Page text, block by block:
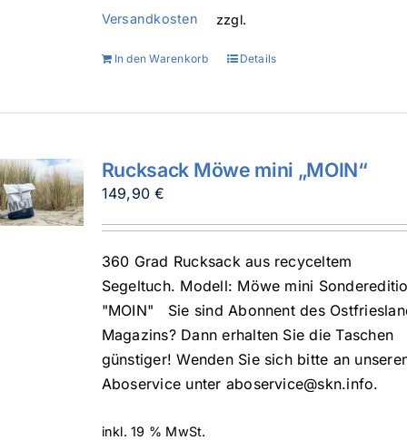
zzgl.
Versandkosten
In den Warenkorb Details
Rucksack Möwe mini „MOIN“
149,90€
360 Grad Rucksack aus recyceltem
Segeltuch. Modell: Möwe mini
"MOIN" Sie sind Abonnent des
Magazins? Dann erhalten Sie die Taschen
günstiger! Wenden Sie sich bitte an
Aboservice unter aboservice@skn.info.
inkl. 19 % MwSt.